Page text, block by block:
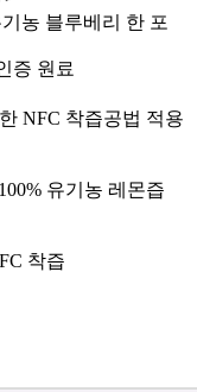
농 블루베리 한 포
증 원료
NFC 착즙공법 적용
유기농 레몬즙
착즙